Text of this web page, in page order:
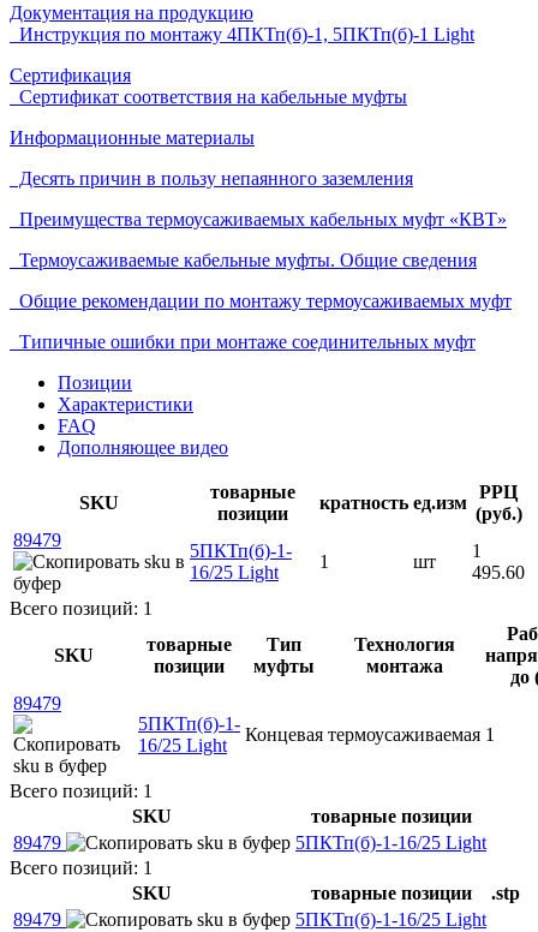
Документация на продукцию
Инструкция по монтажу 4ПКТп(б)-1, 5ПКТп(б)-1 Light
Сертификация
Сертификат соответствия на кабельные муфты
Информационные материалы
Десять причин в пользу непаянного заземления
Преимущества термоусаживаемых кабельных муфт «КВТ»
Термоусаживаемые кабельные муфты. Общие сведения
Общие рекомендации по монтажу термоусаживаемых муфт
Типичные ошибки при монтаже соединительных муфт
Позиции
Характеристики
FAQ
Дополняющее видео
SKU
товарные
позиции
кратность ед.изм
РРЦ
(руб.)
89479
5ПКТп(б)-1-
16/25 Light
1 шт
1
495.60
Всего позиций: 1
SKU
товарные
позиции
Тип
муфты
Технология
монтажа
до
89479
5ПКТп(б)-1-
16/25 Light
Концевая термоусаживаемая 1
Всего позиций: 1
SKU
товарные позиции
89479
5ПКТп(б)-1-16/25 Light
Всего позиций: 1
SKU
товарные позиции
.stp
89479
5ПКТп(б)-1-16/25 Light